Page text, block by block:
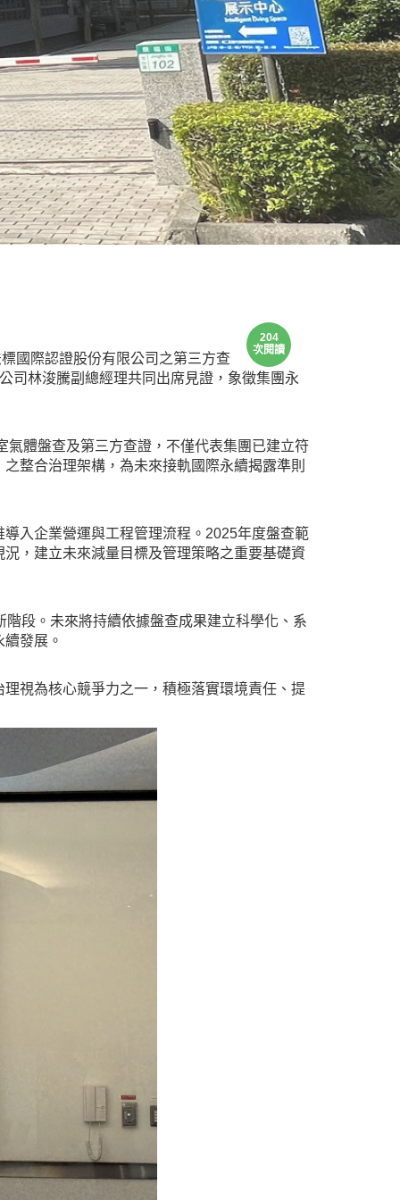
204
次閱讀
國際認證股份有限公司之第三方查
司林浚騰副總經理共同出席見證，象徵集團永
體盤查及第三方查證，不僅代表集團已建立符
整合治理架構，為未來接軌國際永續揭露準則
入企業營運與工程管理流程。2025年度盤查範
，建立未來減量目標及管理策略之重要基礎資
段。未來將持續依據盤查成果建立科學化、系
發展。
視為核心競爭力之一，積極落實環境責任、提